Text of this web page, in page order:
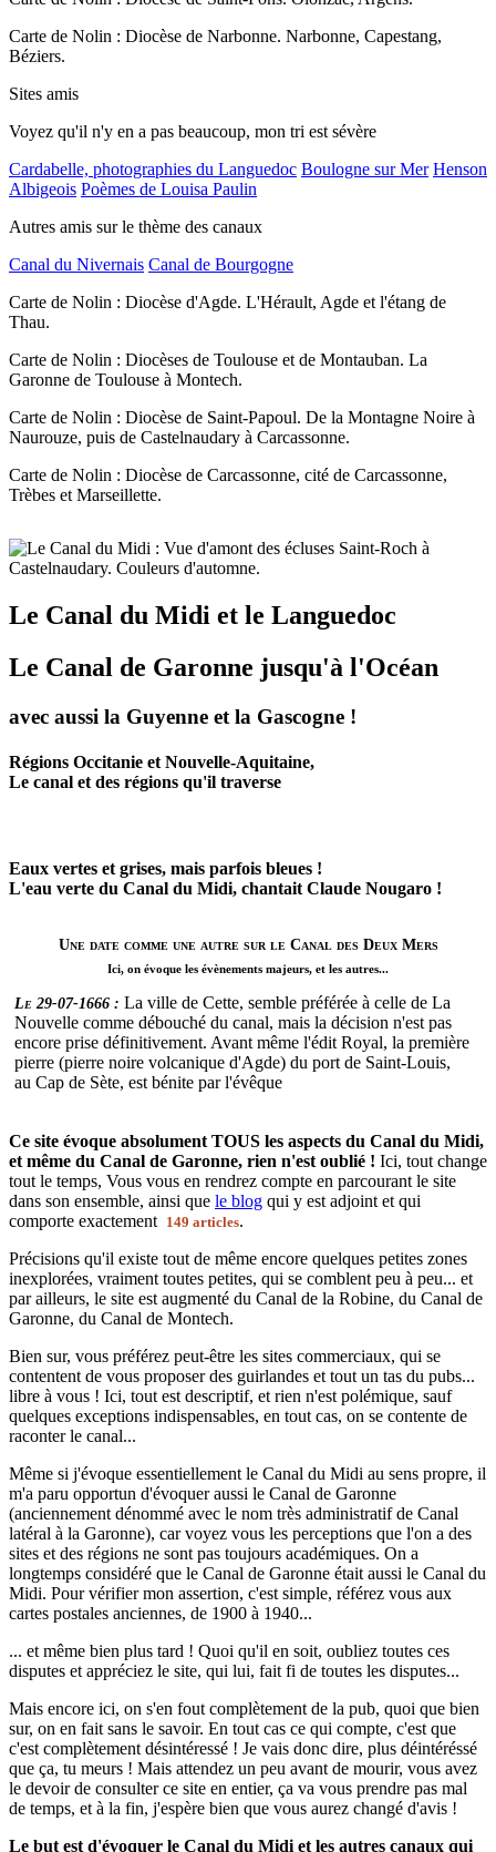
Carte de Nolin : Diocèse de Narbonne. Narbonne, Capestang,
Béziers.
Sites amis
Voyez qu'il n'y en a pas beaucoup, mon tri est sévère
Cardabelle, photographies du Languedoc Boulogne sur Mer Henson
Albigeois Poèmes de Louisa Paulin
Autres amis sur le thème des canaux
Canal du Nivernais Canal de Bourgogne
Carte de Nolin : Diocèse d'Agde. L'Hérault, Agde et l'étang de
Thau.
Carte de Nolin : Diocèses de Toulouse et de Montauban. La
Garonne de Toulouse à Montech.
Carte de Nolin : Diocèse de Saint-Papoul. De la Montagne Noire à
Naurouze, puis de Castelnaudary à Carcassonne.
Carte de Nolin : Diocèse de Carcassonne, cité de Carcassonne,
Trèbes et Marseillette.
Le Canal du Midi et le Languedoc
Le Canal de Garonne jusqu'à l'Océan
avec aussi la Guyenne et la Gascogne !
Régions Occitanie et Nouvelle-Aquitaine,
Le canal et des régions qu'il traverse
Eaux vertes et grises, mais parfois bleues !
L'eau verte du Canal du Midi, chantait Claude Nougaro !
Une date comme une autre sur le Canal des Deux Mers
Ici, on évoque les évènements majeurs, et les autres...
Le 29-07-1666 : La ville de Cette, semble préférée à celle de La
Nouvelle comme débouché du canal, mais la décision n'est pas
encore prise définitivement. Avant même l'édit Royal, la première
pierre (pierre noire volcanique d'Agde) du port de Saint-Louis,
au Cap de Sète, est bénite par l'évêque
Ce site évoque absolument TOUS les aspects du Canal du Midi,
et même du Canal de Garonne, rien n'est oublié ! Ici, tout change
tout le temps, Vous vous en rendrez compte en parcourant le site
dans son ensemble, ainsi que le blog qui y est adjoint et qui
comporte exactement
149 articles.
Précisions qu'il existe tout de même encore quelques petites zones
inexplorées, vraiment toutes petites, qui se comblent peu à peu... et
par ailleurs, le site est augmenté du Canal de la Robine, du Canal de
Garonne, du Canal de Montech.
Bien sur, vous préférez peut-être les sites commerciaux, qui se
contentent de vous proposer des guirlandes et tout un tas du pubs...
libre à vous ! Ici, tout est descriptif, et rien n'est polémique, sauf
quelques exceptions indispensables, en tout cas, on se contente de
raconter le canal...
Même si j'évoque essentiellement le Canal du Midi au sens propre, il
m'a paru opportun d'évoquer aussi le Canal de Garonne
(anciennement dénommé avec le nom très administratif de Canal
latéral à la Garonne), car voyez vous les perceptions que l'on a des
sites et des régions ne sont pas toujours académiques. On a
longtemps considéré que le Canal de Garonne était aussi le Canal du
Midi. Pour vérifier mon assertion, c'est simple, référez vous aux
cartes postales anciennes, de 1900 à 1940...
... et même bien plus tard ! Quoi qu'il en soit, oubliez toutes ces
disputes et appréciez le site, qui lui, fait fi de toutes les disputes...
Mais encore ici, on s'en fout complètement de la pub, quoi que bien
sur, on en fait sans le savoir. En tout cas ce qui compte, c'est que
c'est complètement désintéressé ! Je vais donc dire, plus déintéréssé
que ça, tu meurs ! Mais attendez un peu avant de mourir, vous avez
le devoir de consulter ce site en entier, ça va vous prendre pas mal
de temps, et à la fin, j'espère bien que vous aurez changé d'avis !
Le but est d'évoquer le Canal du Midi et les autres canaux qui